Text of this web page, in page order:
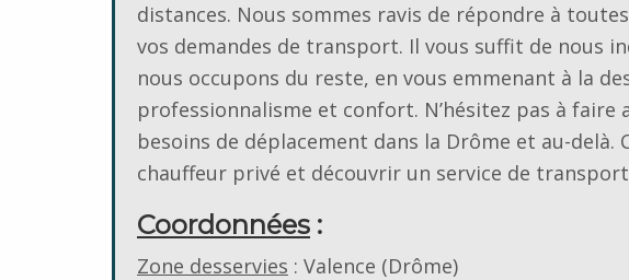
distances. Nous sommes ravis de répondre à toutes
vos demandes de transport. Il vous suffit de nous
nous occupons du reste, en vous emmenant à la
professionnalisme et confort. N’hésitez pas à faire
besoins de déplacement dans la Drôme et au-
chauffeur privé et découvrir un service de
Coordonnées :
Zone desservies : Valence (Drôme)